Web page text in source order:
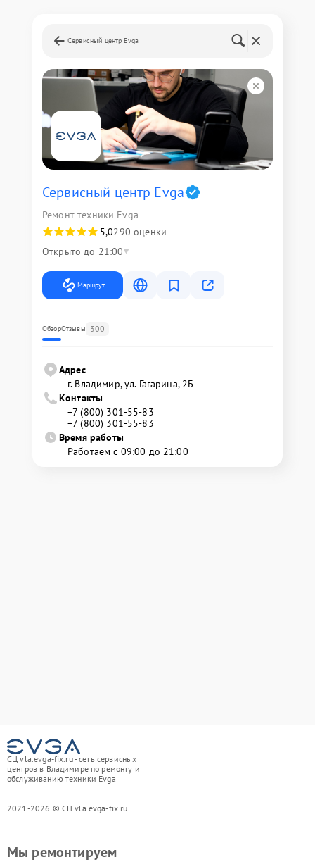
Сервисный центр Evga
Сервисный центр Evga
Ремонт техники Evga
5,0290 оценки
Открыто до 21:00
Маршрут
ОбзорОтзывы 300
Адрес
г. Владимир, ул. Гагарина, 2Б
Контакты
+7 (800) 301-55-83
+7 (800) 301-55-83
Время работы
Работаем с 09:00 до 21:00
СЦ vla.evga-fix.ru - сеть сервисных
центров в Владимире по ремонту и
обслуживанию техники Evga
2021-2026 © СЦ vla.evga-fix.ru
Мы ремонтируем